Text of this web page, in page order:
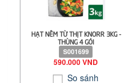
HẠT NÊM TỪ THỊT KNORR 3KG -
THÙNG 4 GÓI
S001699
590.000 VND
So sánh